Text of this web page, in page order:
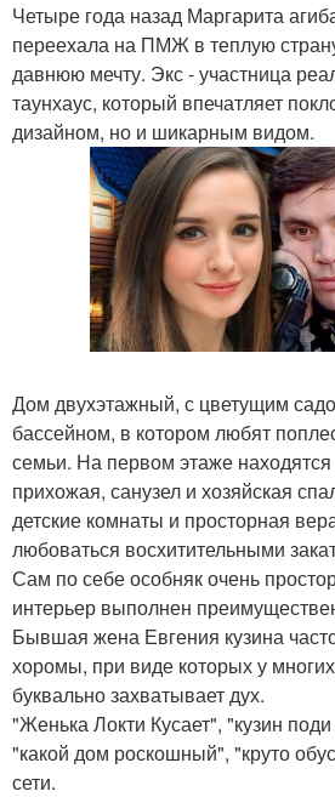
Четыре года назад Маргарита
переехала на ПМЖ в теплую
давнюю мечту. Экс - участница
таунхаус, который впечатляет
дизайном, но и шикарным видом.
Дом двухэтажный, с цветущим
бассейном, в котором любят
семьи. На первом этаже находятся
прихожая, санузел и хозяйская
детские комнаты и просторная
любоваться восхитительными
Сам по себе особняк очень
интерьер выполнен
Бывшая жена Евгения кузина
хоромы, при виде которых у
буквально захватывает дух.
"Женька Локти Кусает", "кузин
"какой дом роскошный", "круто
сети.